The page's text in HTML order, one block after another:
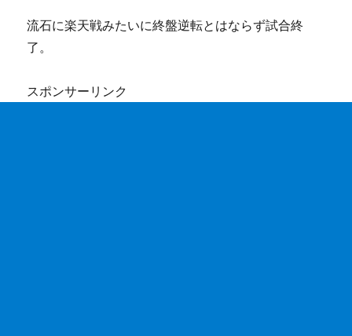
流石に楽天戦みたいに終盤逆転とはならず試合終
了。
スポンサーリンク